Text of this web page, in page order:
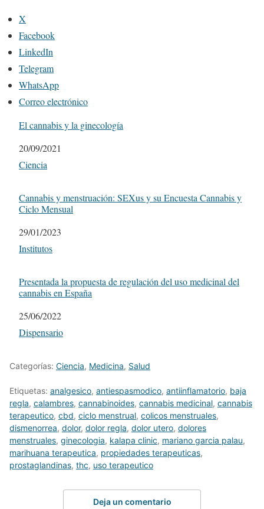
X
Facebook
LinkedIn
Telegram
WhatsApp
Correo electrónico
El cannabis y la ginecología
Fecha
20/09/2021
Respecto a
Ciencia
Cannabis y menstruación: SEXus y su Encuesta Cannabis y
Ciclo Mensual
Fecha
29/01/2023
Respecto a
Institutos
Presentada la propuesta de regulación del uso medicinal del
cannabis en España
Fecha
25/06/2022
Respecto a
Dispensario
Categorías: Ciencia, Medicina, Salud
Etiquetas: analgesico, antiespasmodico, antiinflamatorio, baja
regla, calambres, cannabinoides, cannabis medicinal, cannabis
terapeutico, cbd, ciclo menstrual, colicos menstruales,
dismenorrea, dolor, dolor regla, dolor utero, dolores
menstruales, ginecologia, kalapa clinic, mariano garcia palau,
marihuana terapeutica, propiedades terapeuticas,
prostaglandinas, thc, uso terapeutico
Deja un comentario